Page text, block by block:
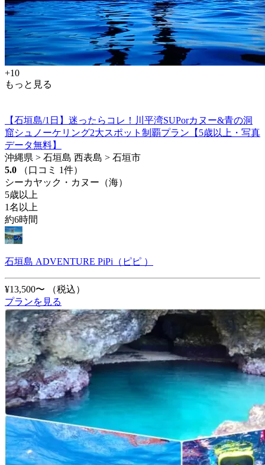
+10
もっと見る
【石垣島/1日】迷ったらコレ！川平湾SUPorカヌー&青の洞
窟シュノーケリング2大スポット制覇プラン【5歳以上・写真
データ無料】
沖縄県 > 石垣島 西表島 > 石垣市
5.0
（口コミ 1件）
シーカヤック・カヌー（海）
5歳以上
1名以上
約6時間
石垣島 ADVENTURE PiPi（ピピ ）
¥13,500〜
（税込）
プランを見る